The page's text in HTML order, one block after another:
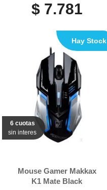
$ 7.781
6 cuotas
sin interes
Mouse Gamer Makkax
K1 Mate Black
Hay Stock